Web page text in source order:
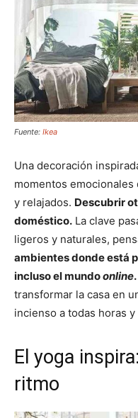
Fuente: Ikea
Una decoración
momentos
y relajados. Descubrir
doméstico. La clave
ligeros y naturales,
ambientes donde está
incluso el mundoonline.
transformar la casa en
incienso a todas horas
El yoga
ritmo